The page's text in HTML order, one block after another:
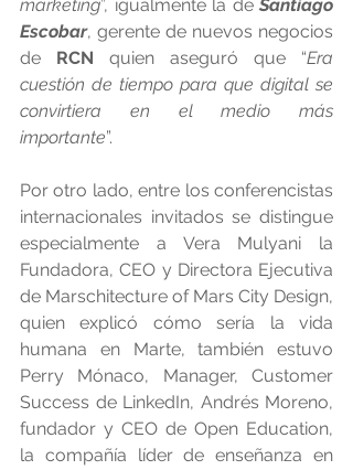
marketing”, igualmente la de Santiago
Escobar, gerente de nuevos negocios
de RCN quien aseguró que “Era
cuestión de tiempo para que digital se
convirtiera en el medio más
importante”.
Por otro lado, entre los conferencistas
internacionales invitados se distingue
especialmente a Vera Mulyani la
Fundadora, CEO y Directora Ejecutiva
de Marschitecture of Mars City Design,
quien explicó cómo sería la vida
humana en Marte, también estuvo
Perry Mónaco, Manager, Customer
Success de LinkedIn, Andrés Moreno,
fundador y CEO de Open Education,
la compañía líder de enseñanza en